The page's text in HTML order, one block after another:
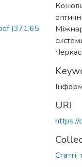
(371.65
URI
https://